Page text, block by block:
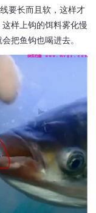
要长而且软，这样才
样上钩的饵料雾化慢
把鱼钩也喝进去。